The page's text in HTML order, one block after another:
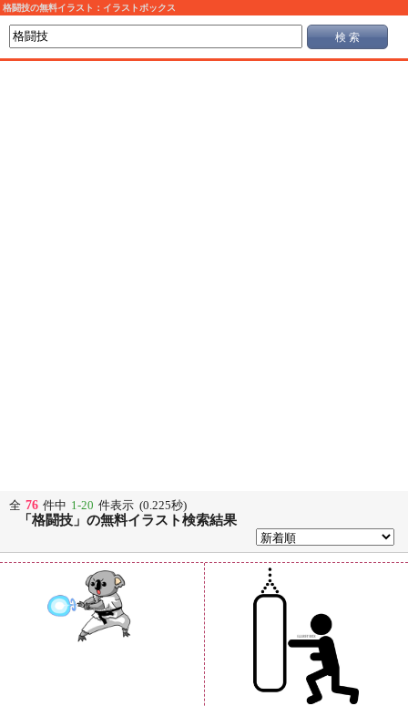
格闘技の無料イラスト：イラストボックス
検 索
全 76 件中 1-20 件表示 (0.225秒)
「格闘技」の無料イラスト検索結果